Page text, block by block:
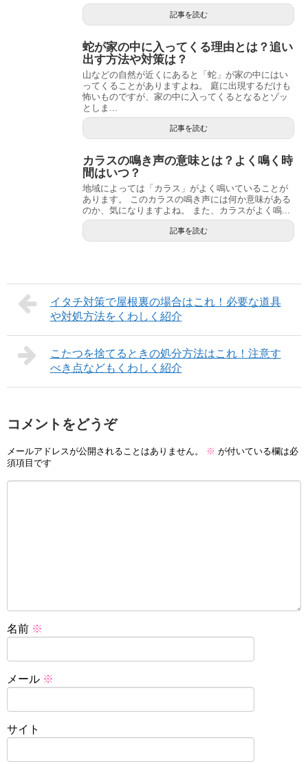
記事を読む
蛇が家の中に入ってくる理由とは？追い
出す方法や対策は？
山などの自然が近くにあると「蛇」が家の中にはい
ってくることがありますよね。 庭に出現するだけも
怖いものですが、家の中に入ってくるとなるとゾッ
としま...
記事を読む
カラスの鳴き声の意味とは？よく鳴く時
間はいつ？
地域によっては「カラス」がよく鳴いていることが
あります。 このカラスの鳴き声には何か意味がある
のか、気になりますよね。 また、カラスがよく鳴...
記事を読む
イタチ対策で屋根裏の場合はこれ！必要な道具
や対処方法をくわしく紹介
こたつを捨てるときの処分方法はこれ！注意す
べき点などもくわしく紹介
コメントをどうぞ
メールアドレスが公開されることはありません。 ※ が付いている欄は必
須項目です
名前 ※
メール ※
サイト